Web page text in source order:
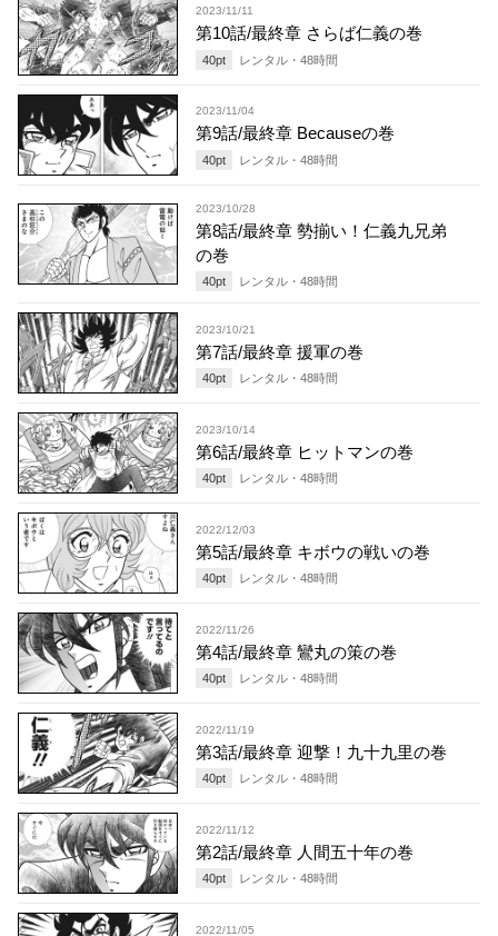
2023/11/11
第10話/最終章 さらば仁義の巻
40pt レンタル・ 48時間
2023/11/04
第9話/最終章 Becauseの巻
40pt レンタル・ 48時間
2023/10/28
第8話/最終章 勢揃い！仁義九兄弟
の巻
40pt レンタル・ 48時間
2023/10/21
第7話/最終章 援軍の巻
40pt レンタル・ 48時間
2023/10/14
第6話/最終章 ヒットマンの巻
40pt レンタル・ 48時間
2022/12/03
第5話/最終章 キボウの戦いの巻
40pt レンタル・ 48時間
2022/11/26
第4話/最終章 鸞丸の策の巻
40pt レンタル・ 48時間
2022/11/19
第3話/最終章 迎撃！九十九里の巻
40pt レンタル・ 48時間
2022/11/12
第2話/最終章 人間五十年の巻
40pt レンタル・ 48時間
2022/11/05